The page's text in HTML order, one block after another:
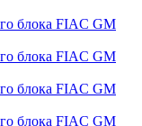
блока FIAC GM
блока FIAC GM
блока FIAC GM
блока FIAC GM